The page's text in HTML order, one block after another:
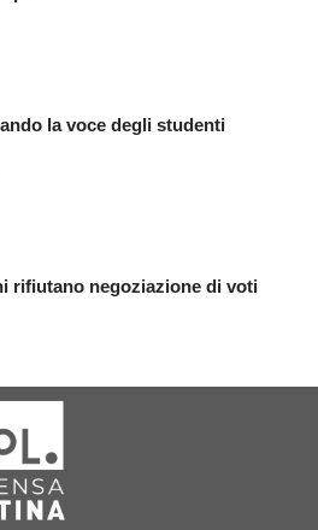
la voce degli studenti
rifiutano negoziazione di voti